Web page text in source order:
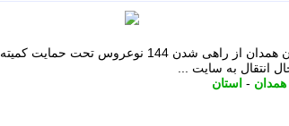
معاون حمایت و سلامت خانواده کمیته امداد امام خمینی(ره) استان همدان از راهی شدن 144 نوعروس تحت حمایت کمیته
اﻧﺘﻘﺎل ﺑﻪ ﺳﺎﯾﺖ ...
همدان - استان